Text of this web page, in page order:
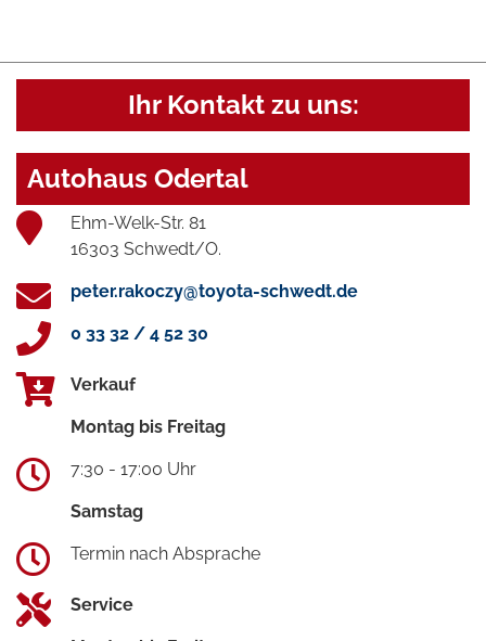
Ihr Kontakt zu uns:
Autohaus Odertal
Ehm-Welk-Str. 81
16303 Schwedt/O.
peter.rakoczy@toyota-schwedt.de
0 33 32 / 4 52 30
Verkauf
Montag bis Freitag
7:30 - 17:00 Uhr
Samstag
Termin nach Absprache
Service